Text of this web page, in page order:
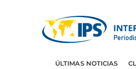
ÚLTIMAS NOTICIAS